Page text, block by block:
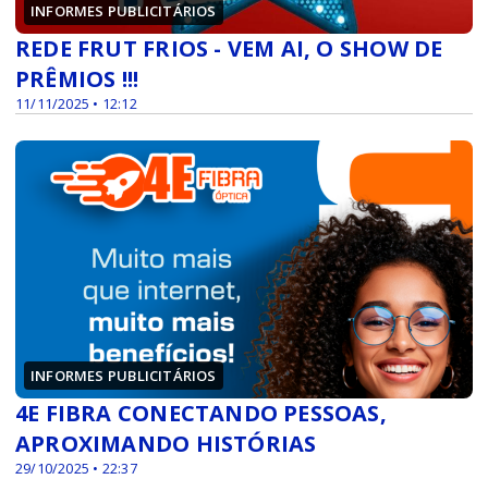
INFORMES PUBLICITÁRIOS
11/11/2025 • 12:12
REDE FRUT FRIOS - VEM AI, O SHOW DE
PRÊMIOS !!!
INFORMES PUBLICITÁRIOS
29/10/2025 • 22:37
4E FIBRA CONECTANDO PESSOAS,
APROXIMANDO HISTÓRIAS